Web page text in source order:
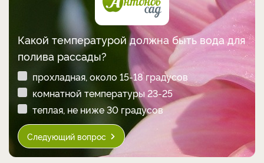
Какой температурой должна быть вода для
полива рассады?
прохладная, около 15-18 градусов
комнатной температуры 23-25
теплая, не ниже 30 градусов
Следующий вопрос